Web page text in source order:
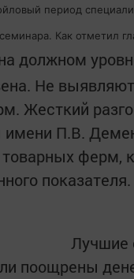
период
Как отметил
должном
Не
Жесткий
имени П.В.
ферм,
показателя.
Лучшие
поощрены